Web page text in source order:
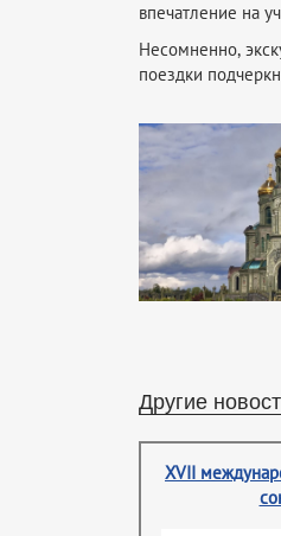
впечатление на
Несомненно,
поездки
Другие
XVII